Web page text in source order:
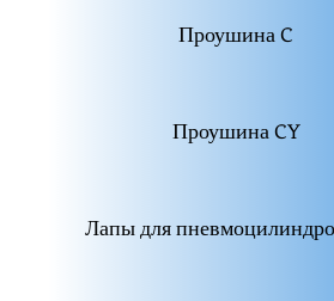
Проушина C
Проушина CY
Лапы для